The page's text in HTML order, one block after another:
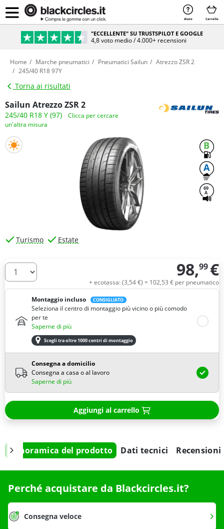
Aiuto Carrello
"ECCELLENTE" SU TRUSTSPILOT E GOOGLE
4,8 voto medio / 4.000+ recensioni
Home Marche pneumatici Pneumatici Sailun
Atrezzo ZSR 2
245/40 R18 97Y
Torna ai risultati
Sailun Atrezzo ZSR 2
245/40 R18 Y (97)
Clicca per cercare
un'altra misura
B
A
69
A
Turismo Estate
Quantità 98,99 €
+ ecotassa: (3,54€) = 102,53 € per pneumatico
Montaggio incluso
CONSIGLIATO
Seleziona il centro di montaggio più vicino o più comodo
per te
Saperne di più
Scegli tra oltre 1000 centri di montaggio
Consegna a domicilio
Consegna a casa o al lavoro
Saperne di più
Aggiungi al carrello
Panoramica del prodotto Dati tecnici Recensioni
Perché acquistare da Blackcircles.it?
Consegna veloce